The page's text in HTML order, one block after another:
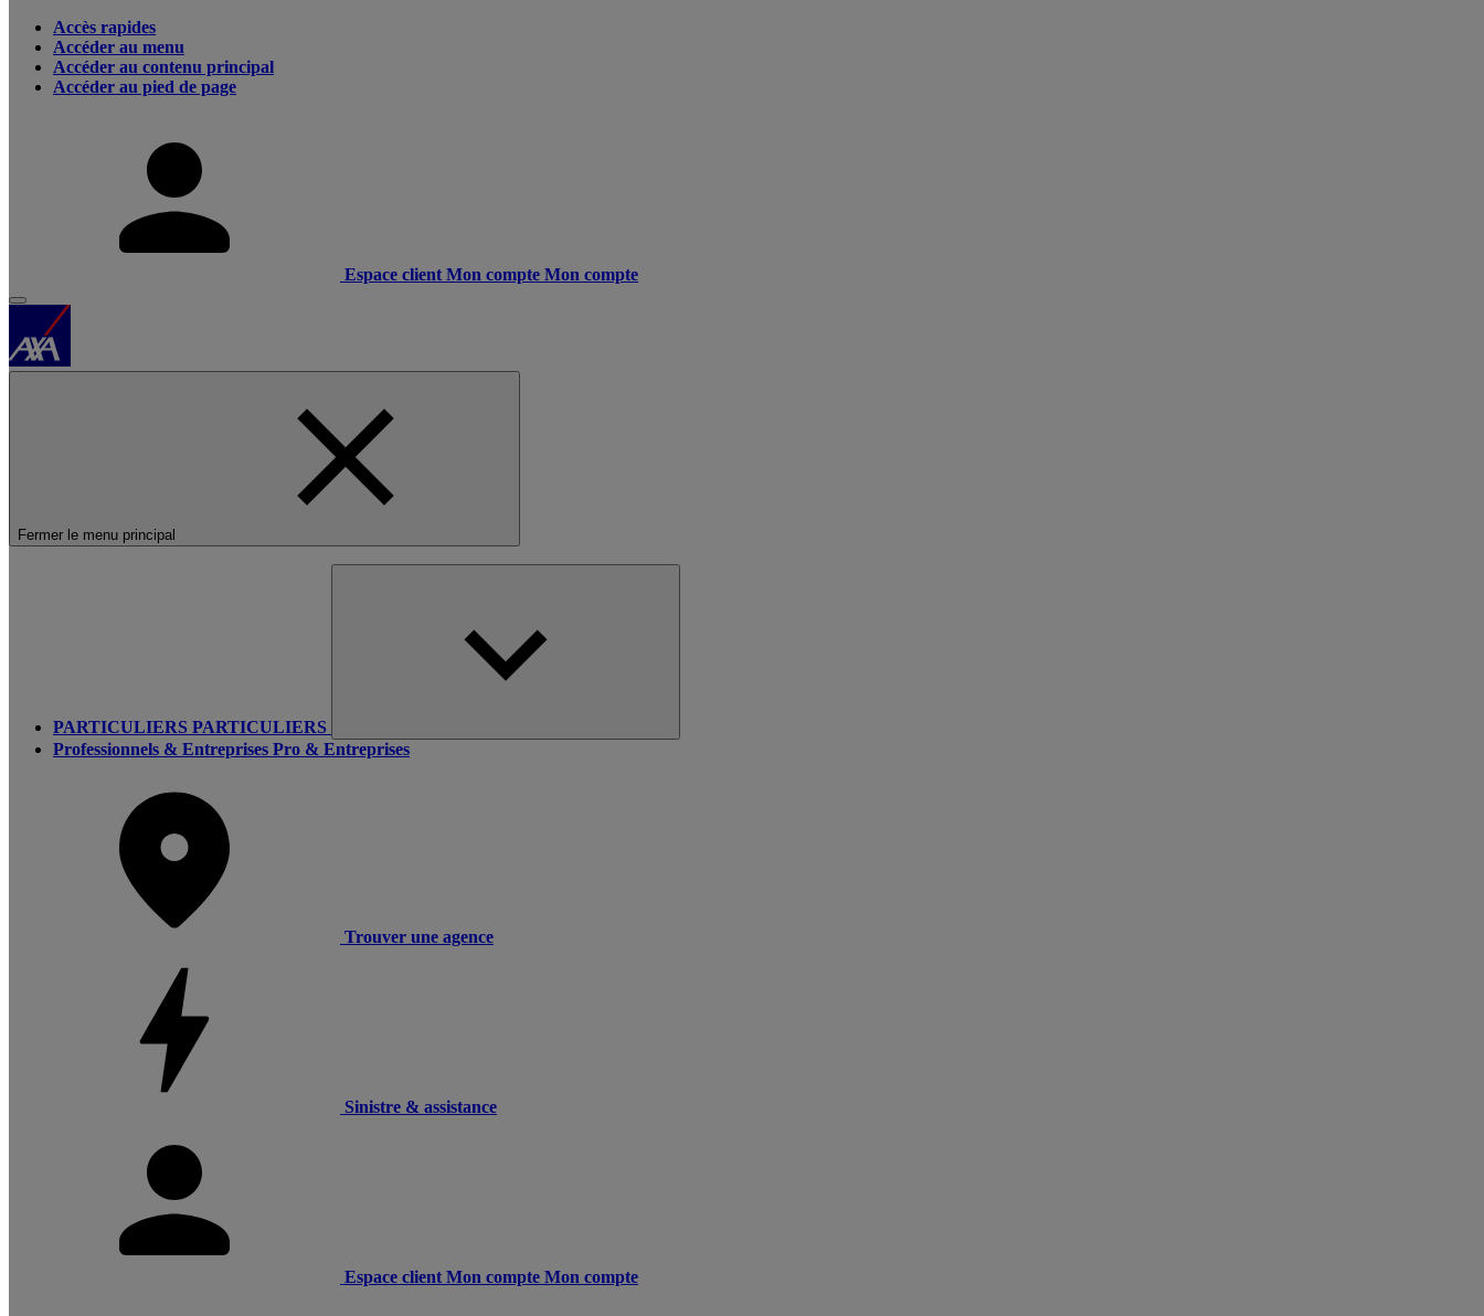
Accès rapides
Accéder au menu
Accéder au contenu principal
Accéder au pied de page
Espace client Mon compte Mon compte
Fermer le menu principal
PARTICULIERS PARTICULIERS
Professionnels & Entreprises Pro & Entreprises
Trouver une agence
Sinistre & assistance
Espace client Mon compte Mon compte